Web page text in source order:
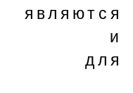
являются
и
для